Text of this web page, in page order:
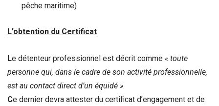
pêche maritime)
L’obtention du Certificat
Le détenteur professionnel est décrit comme « toute
personne qui, dans le cadre de son activité professionnelle,
est au contact direct d’un équidé ».
Ce dernier devra attester du certificat d’engagement et de